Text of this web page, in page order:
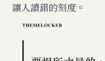
讓人讀錯的刻度。